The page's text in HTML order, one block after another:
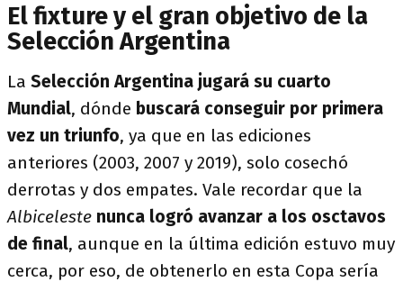
El fixture y el gran objetivo de la
Selección Argentina
La Selección Argentina jugará su cuarto
Mundial, dónde buscará conseguir por primera
vez un triunfo, ya que en las ediciones
anteriores (2003, 2007 y 2019), solo cosechó
derrotas y dos empates. Vale recordar que la
Albiceleste nunca logró avanzar a los osctavos
de final, aunque en la última edición estuvo muy
cerca, por eso, de obtenerlo en esta Copa sería